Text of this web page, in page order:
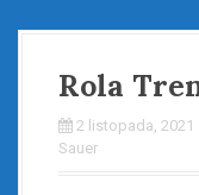
Rola
2 listopada, 2021
Sauer